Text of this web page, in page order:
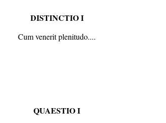
DISTINCTIO I
Cum venerit plenitudo....
QUAESTIO I